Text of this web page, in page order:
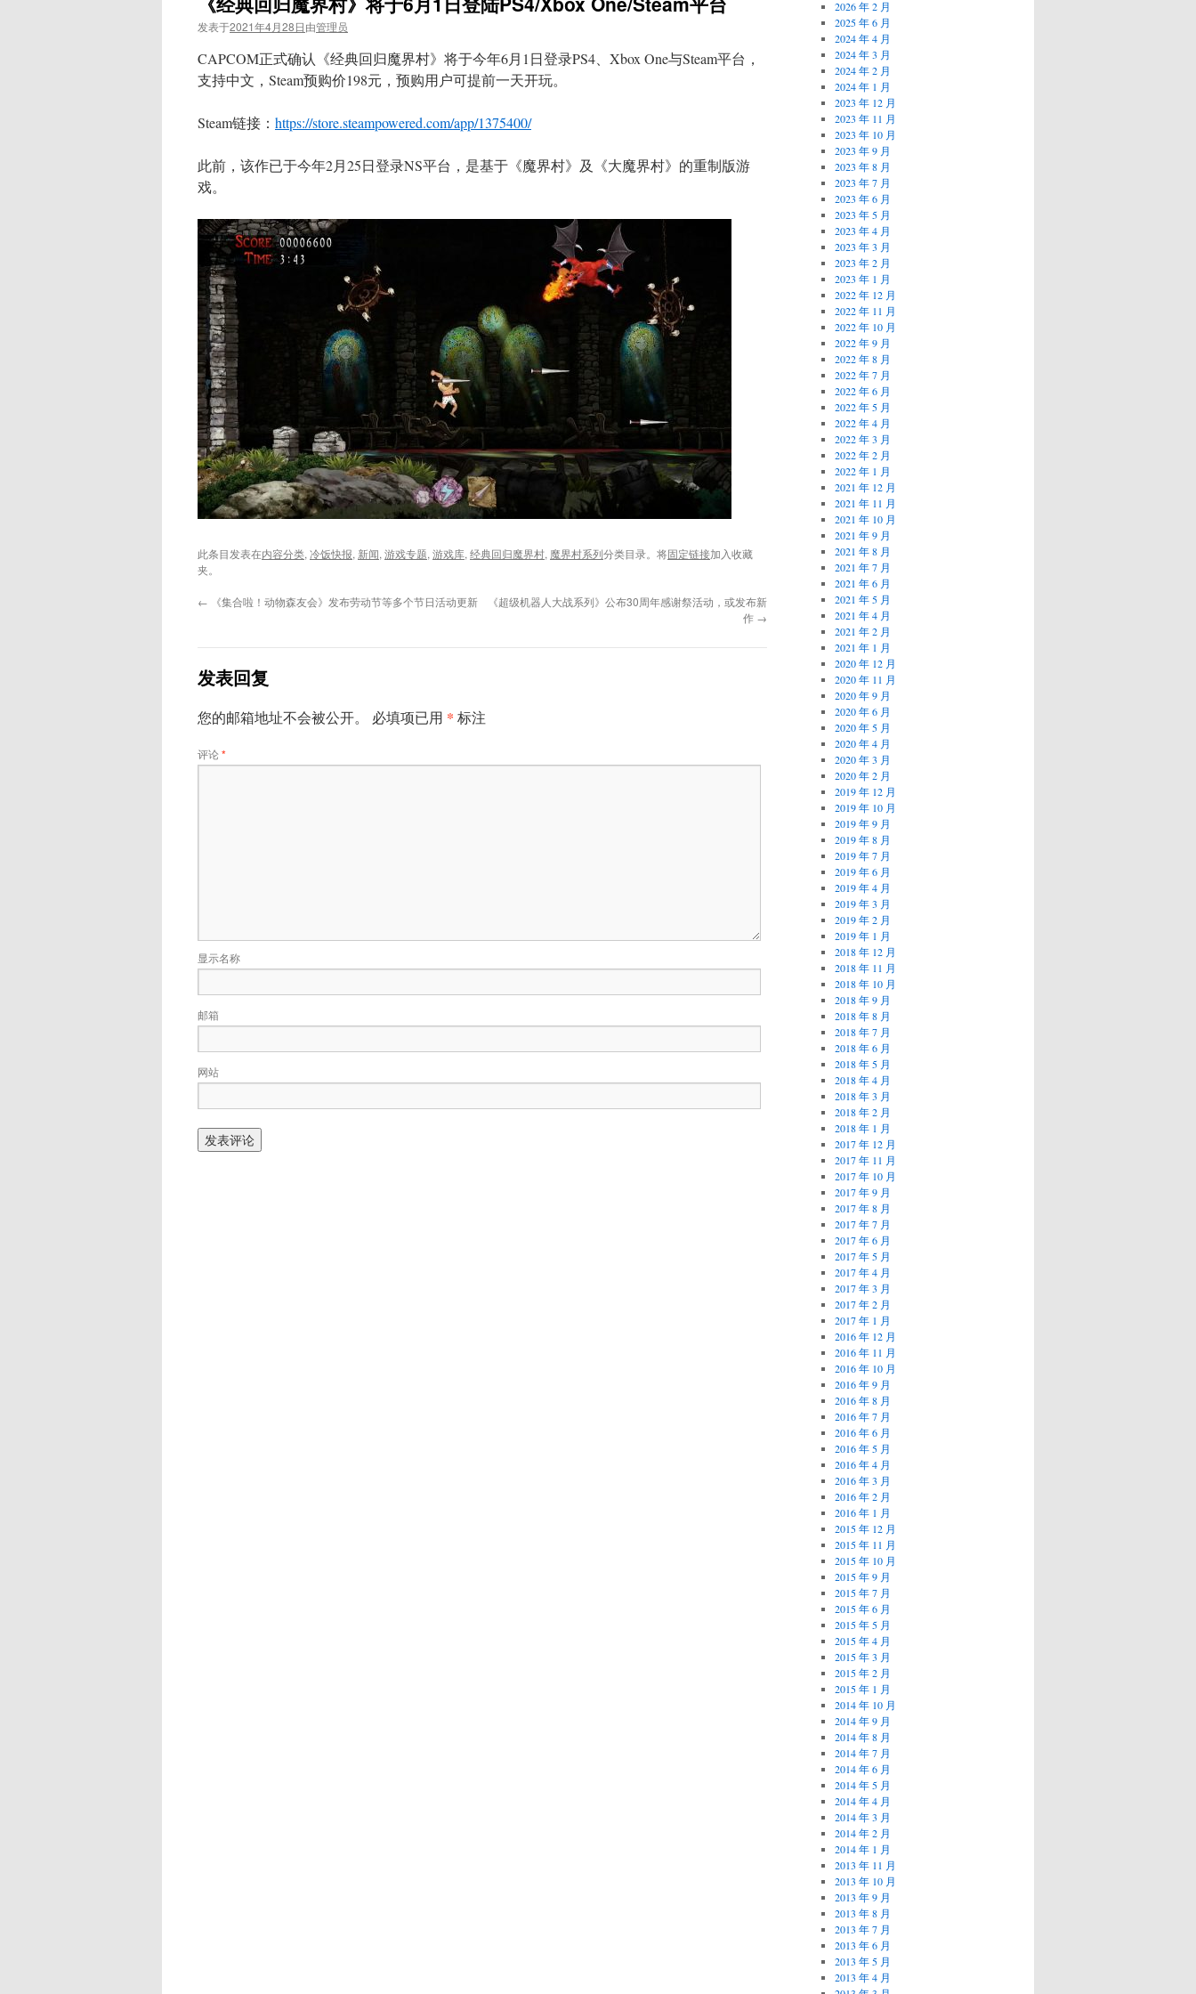
发表于2021年4月28日由管理员
CAPCOM正式确认《经典回归魔界村》将于今年6月1日登录PS4、Xbox One与Steam平台，
支持中文，Steam预购价198元，预购用户可提前一天开玩。
Steam链接： https://store.steampowered.com/app/1375400/
此前，该作已于今年2月25日登录NS平台，是基于《魔界村》及《大魔界村》的重制版游
戏。
此条目发表在内容分类, 冷饭快报, 新闻, 游戏专题, 游戏库, 经典回归魔界村, 魔界村系列分类目录。将固定链接加入收藏
夹。
← 《集合啦！动物森友会》发布劳动节等多个节日活动更新
《超级机器人大战系列》公布30周年感谢祭活动，或发布新
作 →
发表回复
您的邮箱地址不会被公开。 必填项已用 * 标注
评论*
显示名称
邮箱
网站
2026 年 2 月
2025 年 6 月
2024 年 4 月
2024 年 3 月
2024 年 2 月
2024 年 1 月
2023 年 12 月
2023 年 11 月
2023 年 10 月
2023 年 9 月
2023 年 8 月
2023 年 7 月
2023 年 6 月
2023 年 5 月
2023 年 4 月
2023 年 3 月
2023 年 2 月
2023 年 1 月
2022 年 12 月
2022 年 11 月
2022 年 10 月
2022 年 9 月
2022 年 8 月
2022 年 7 月
2022 年 6 月
2022 年 5 月
2022 年 4 月
2022 年 3 月
2022 年 2 月
2022 年 1 月
2021 年 12 月
2021 年 11 月
2021 年 10 月
2021 年 9 月
2021 年 8 月
2021 年 7 月
2021 年 6 月
2021 年 5 月
2021 年 4 月
2021 年 2 月
2021 年 1 月
2020 年 12 月
2020 年 11 月
2020 年 9 月
2020 年 6 月
2020 年 5 月
2020 年 4 月
2020 年 3 月
2020 年 2 月
2019 年 12 月
2019 年 10 月
2019 年 9 月
2019 年 8 月
2019 年 7 月
2019 年 6 月
2019 年 4 月
2019 年 3 月
2019 年 2 月
2019 年 1 月
2018 年 12 月
2018 年 11 月
2018 年 10 月
2018 年 9 月
2018 年 8 月
2018 年 7 月
2018 年 6 月
2018 年 5 月
2018 年 4 月
2018 年 3 月
2018 年 2 月
2018 年 1 月
2017 年 12 月
2017 年 11 月
2017 年 10 月
2017 年 9 月
2017 年 8 月
2017 年 7 月
2017 年 6 月
2017 年 5 月
2017 年 4 月
2017 年 3 月
2017 年 2 月
2017 年 1 月
2016 年 12 月
2016 年 11 月
2016 年 10 月
2016 年 9 月
2016 年 8 月
2016 年 7 月
2016 年 6 月
2016 年 5 月
2016 年 4 月
2016 年 3 月
2016 年 2 月
2016 年 1 月
2015 年 12 月
2015 年 11 月
2015 年 10 月
2015 年 9 月
2015 年 7 月
2015 年 6 月
2015 年 5 月
2015 年 4 月
2015 年 3 月
2015 年 2 月
2015 年 1 月
2014 年 10 月
2014 年 9 月
2014 年 8 月
2014 年 7 月
2014 年 6 月
2014 年 5 月
2014 年 4 月
2014 年 3 月
2014 年 2 月
2014 年 1 月
2013 年 11 月
2013 年 10 月
2013 年 9 月
2013 年 8 月
2013 年 7 月
2013 年 6 月
2013 年 5 月
2013 年 4 月